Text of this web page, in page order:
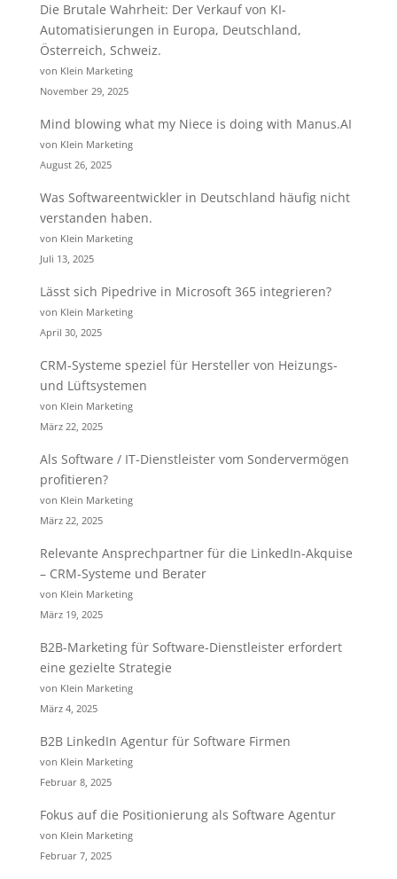
Die Brutale Wahrheit: Der Verkauf von KI-
Automatisierungen in Europa, Deutschland,
Österreich, Schweiz.
von Klein Marketing
November 29, 2025
Mind blowing what my Niece is doing with Manus.AI
von Klein Marketing
August 26, 2025
Was Softwareentwickler in Deutschland häufig nicht
verstanden haben.
von Klein Marketing
Juli 13, 2025
Lässt sich Pipedrive in Microsoft 365 integrieren?
von Klein Marketing
April 30, 2025
CRM-Systeme speziel für Hersteller von Heizungs-
und Lüftsystemen
von Klein Marketing
März 22, 2025
Als Software / IT-Dienstleister vom Sondervermögen
profitieren?
von Klein Marketing
März 22, 2025
Relevante Ansprechpartner für die LinkedIn-Akquise
– CRM-Systeme und Berater
von Klein Marketing
März 19, 2025
B2B-Marketing für Software-Dienstleister erfordert
eine gezielte Strategie
von Klein Marketing
März 4, 2025
B2B LinkedIn Agentur für Software Firmen
von Klein Marketing
Februar 8, 2025
Fokus auf die Positionierung als Software Agentur
von Klein Marketing
Februar 7, 2025